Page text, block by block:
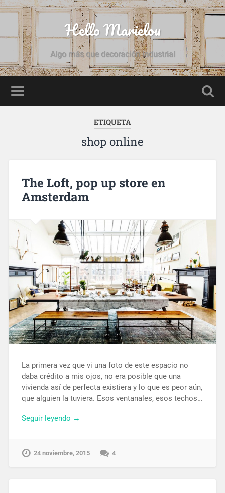
Hello Marielou
Algo más que decoración industrial
ETIQUETA
shop online
The Loft, pop up store en
Amsterdam
La primera vez que vi una foto de este espacio no
daba crédito a mis ojos, no era posible que una
vivienda así de perfecta existiera y lo que es peor aún,
que alguien la tuviera. Esos ventanales, esos techos…
Seguir leyendo →
24 noviembre, 2015 4